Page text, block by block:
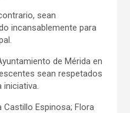
sean
incansablemente para
de Mérida en
sean respetados
Espinosa; Flora